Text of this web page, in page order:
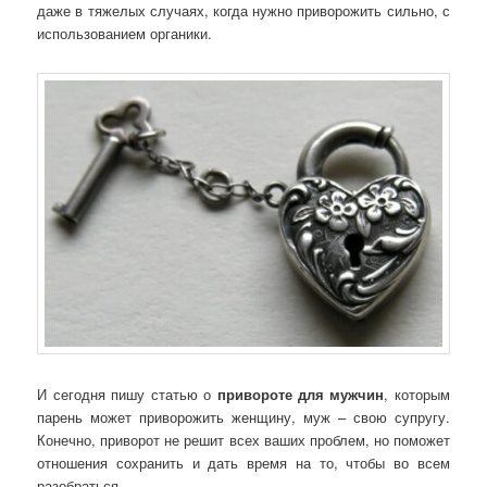
даже в тяжелых случаях, когда нужно приворожить сильно, с
использованием органики.
И сегодня пишу статью о привороте для мужчин, которым
парень может приворожить женщину, муж – свою супругу.
Конечно, приворот не решит всех ваших проблем, но поможет
отношения сохранить и дать время на то, чтобы во всем